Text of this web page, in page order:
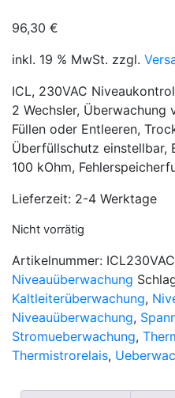
96,30 €
inkl. 19 % MwSt. zzgl.
ICL, 230VAC
2 Wechsler, Überwachung
Füllen oder Entleeren,
Überfüllschutz einstellbar,
100 kOhm,
Lieferzeit: 2-4 Werktage
Nicht vorrätig
Artikelnummer: ICL230VAC
Niveauüberwachung
Kaltleiterüberwachung,
Niveauüberwachung,
Stromueberwachung,
Thermistrorelais,